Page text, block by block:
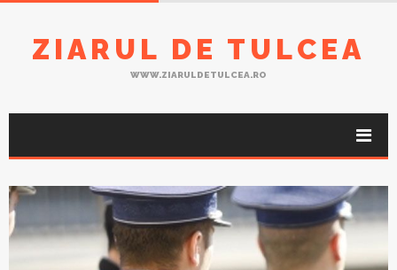
ZIARUL DE TULCEA
WWW.ZIARULDETULCEA.RO